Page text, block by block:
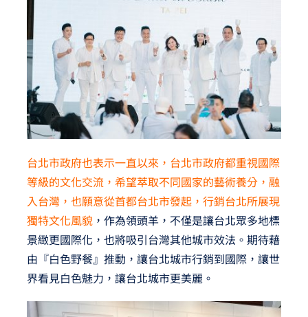
台北市政府也表示一直以來，台北市政府都重視國際
等級的文化交流，希望萃取不同國家的藝術養分，融
入台灣，也願意從首都台北市發起，行銷台北所展現
獨特文化風貌，作為領頭羊，不僅是讓台北眾多地標
景緻更國際化，也將吸引台灣其他城市效法。期待藉
由『白色野餐』推動，讓台北城市行銷到國際，讓世
界看見白色魅力，讓台北城市更美麗。